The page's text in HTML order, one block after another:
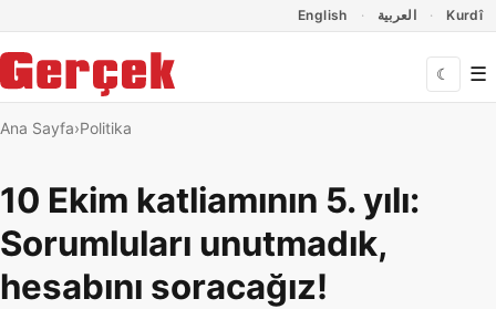
English العربية Kurdî
☾ ☰
Ana Sayfa Politika
10 Ekim katliamının 5. yılı:
Sorumluları unutmadık,
hesabını soracağız!